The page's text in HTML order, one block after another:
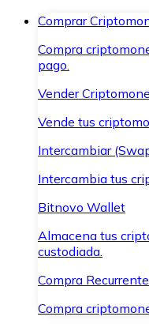
Comprar
Compra
pago.
Vender
Vende tus
Intercambiar
Intercambia tus
Bitnovo Wallet
Almacena tus
custodiada.
Compra
Compra